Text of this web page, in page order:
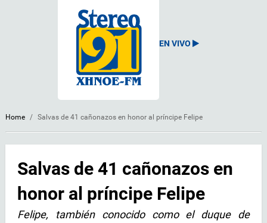
EN VIVO
Home / Salvas de 41 cañonazos en honor al príncipe Felipe
Salvas de 41 cañonazos en
honor al príncipe Felipe
Felipe, también conocido como el duque de